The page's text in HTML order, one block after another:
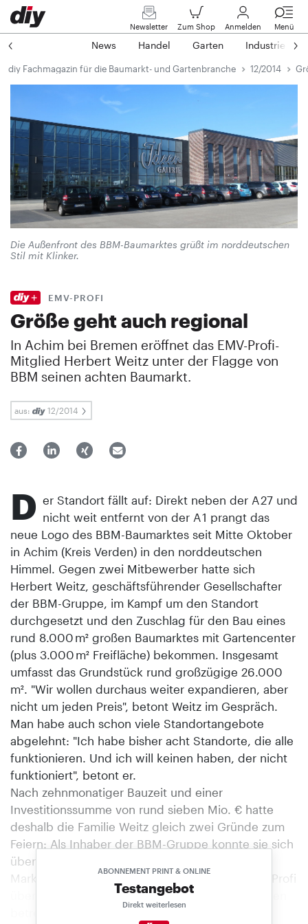
Newsletter Zum Shop Anmelden Menü
News Handel Garten Industrie
diy Fachmagazin für die Baumarkt- und Gartenbranche 12/2014
Die Außenfront des BBM-Baumarktes grüßt im norddeutschen
Stil mit Klinker.
EMV-PROFI
Größe geht auch regional
In Achim bei Bremen eröffnet das EMV-Profi-
Mitglied Herbert Weitz unter der Flagge von
BBM seinen achten Baumarkt.
aus: 12/2014
ABONNEMENT PRINT & ONLINE
Testangebot
Direkt weiterlesen
D er Standort fällt auf: Direkt neben der A 27 und
nicht weit entfernt von der A 1 prangt das
neue Logo des BBM-Baumarktes seit Mitte Oktober
in Achim (Kreis Verden) in den norddeutschen
Himmel. Gegen zwei Mitbewerber hatte sich
Herbert Weitz, geschäftsführender Gesellschafter
der BBM-Gruppe, im Kampf um den Standort
durchgesetzt und den Zuschlag für den Bau eines
rund 8.000 m² großen Baumarktes mit Gartencenter
(plus 3.000 m² Freifläche) bekommen. Insgesamt
umfasst das Grundstück rund großzügige 26.000
m². "Wir wollen durchaus weiter expandieren, aber
nicht um jeden Preis", betont Weitz im Gespräch.
Man habe auch schon viele Standortangebote
abgelehnt: "Ich habe bisher acht Standorte, die alle
funktionieren. Und ich will keinen haben, der nicht
funktioniert", betont er.
Nach zehnmonatiger Bauzeit und einer
Investitionssumme von rund sieben Mio. € hatte
deshalb die Familie Weitz gleich zwei Gründe zum
Feiern: Als Inhaber der BBM-Gruppe konnte sie sich
über die Eröffnung ihres achten und größten
Marktes freuen, und als Mitbegründer der EMV-Profi
über den 350. Standort der Kooperation. Daneben
betreibt die Gruppe noch weitere